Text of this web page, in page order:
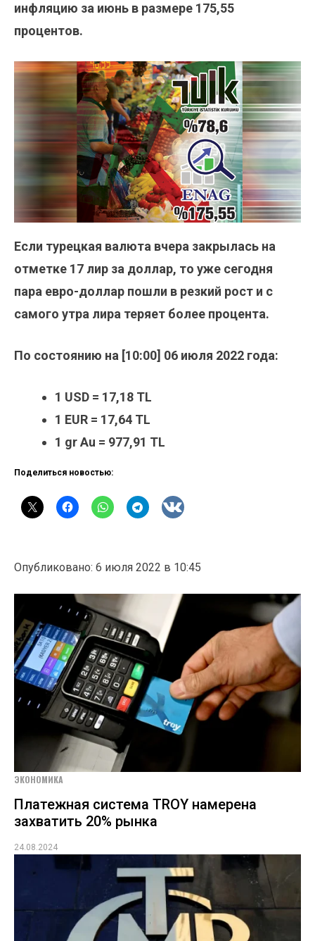
инфляцию за июнь в размере 175,55
процентов.
Если турецкая валюта вчера закрылась на
отметке 17 лир за доллар, то уже сегодня
пара евро-доллар пошли в резкий рост и с
самого утра лира теряет более процента.
По состоянию на [10:00] 06 июля 2022 года:
1 USD = 17,18 TL
1 EUR = 17,64 TL
1 gr Au = 977,91 TL
Поделиться новостью:
Опубликовано: 6 июля 2022 в 10:45
ЭКОНОМИКА
Платежная система TROY намерена
захватить 20% рынка
24.08.2024